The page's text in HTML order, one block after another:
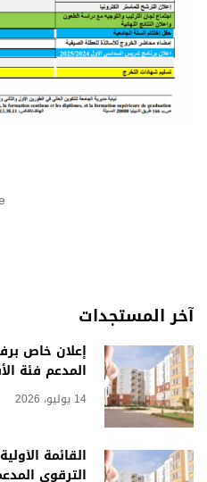
آخر المستجدات
إعلان خاص
المدعم فئة
14 يوليو، 2026
القائمة
الترقوي